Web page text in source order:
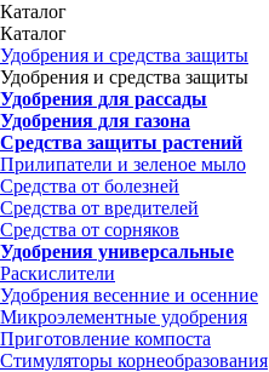
Каталог
Каталог
Удобрения и средства защиты
Удобрения и средства защиты
Удобрения для рассады
Удобрения для газона
Средства защиты растений
Прилипатели и зеленое мыло
Средства от болезней
Средства от вредителей
Средства от сорняков
Удобрения универсальные
Раскислители
Удобрения весенние и осенние
Микроэлементные удобрения
Приготовление компоста
Стимуляторы корнеобразования